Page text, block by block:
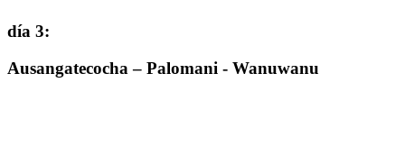
día 3:
Ausangatecocha – Palomani - Wanuwanu